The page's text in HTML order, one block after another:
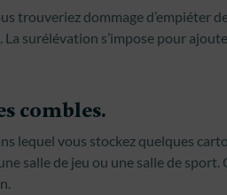
trouveriez dommage d’empiéter
La surélévation s’impose pour
combles.
lequel vous stockez quelques
salle de jeu ou une salle de